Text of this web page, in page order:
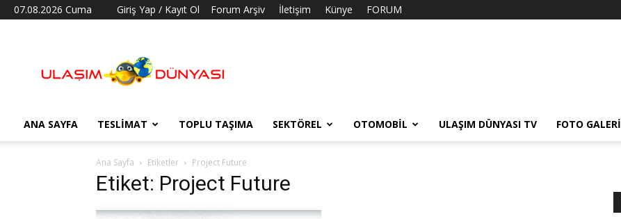
07.08.2026 Cuma Giriş Yap / Kayıt Ol Forum Arşiv İletişim Künye FORUM
Dünyası
ANA SAYFA TESLIMAT TOPLU TAŞIMA SEKTÖREL OTOMOBIL ULAŞIM DÜNYASI TV FOTO GALERI
Ana Sayfa Etiketler Project Future
Etiket: Project Future